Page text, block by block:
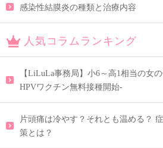
感染性結膜炎の種類と治療内容
人気コラムランキング
【LiLuLa事務局】小6～高1相当の女
HPVワクチン無料接種開始-
片頭痛は冷やす？それとも温める？
策とは？